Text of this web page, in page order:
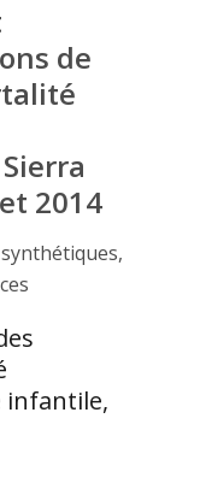
de
2014
synthétiques,
infantile,